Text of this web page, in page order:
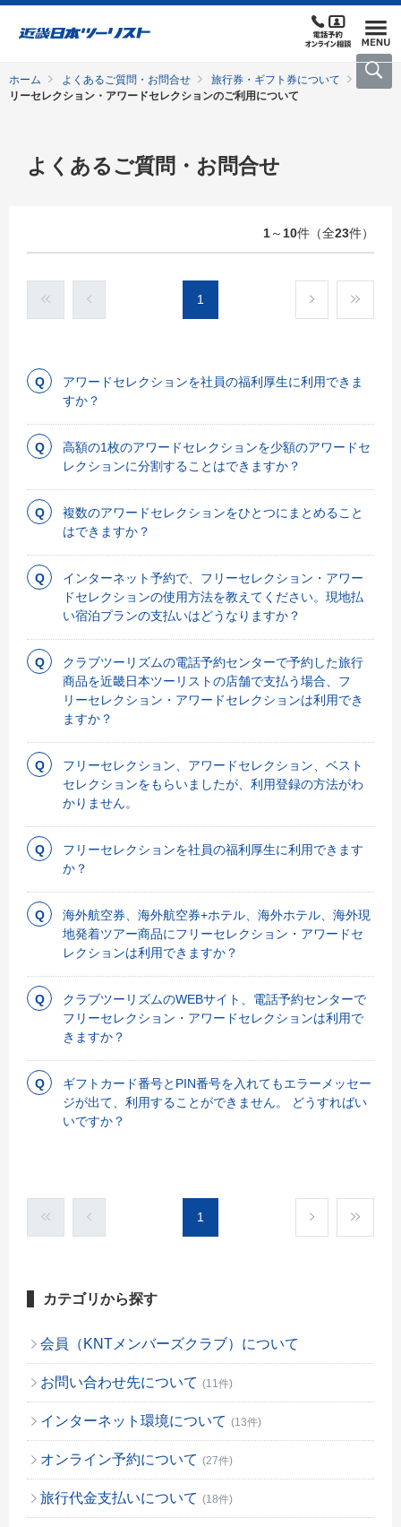
ホーム よくあるご質問・お問合せ 旅行券・ギフト券について
フ
リーセレクション・アワードセレクションのご利用について
よくあるご質問・お問合せ
1～ 10件（全23件）
1
アワードセレクションを社員の福利厚生に利用できま
すか？
高額の1枚のアワードセレクションを少額のアワードセ
レクションに分割することはできますか？
複数のアワードセレクションをひとつにまとめること
はできますか？
インターネット予約で、フリーセレクション・アワー
ドセレクションの使用方法を教えてください。現地払
い宿泊プランの支払いはどうなりますか？
クラブツーリズムの電話予約センターで予約した旅行
商品を近畿日本ツーリストの店舗で支払う場合、フ
リーセレクション・アワードセレクションは利用でき
ますか？
フリーセレクション、アワードセレクション、ベスト
セレクションをもらいましたが、利用登録の方法がわ
かりません。
フリーセレクションを社員の福利厚生に利用できます
か？
海外航空券、海外航空券+ホテル、海外ホテル、海外現
地発着ツアー商品にフリーセレクション・アワードセ
レクションは利用できますか？
クラブツーリズムのWEBサイト、電話予約センターで
フリーセレクション・アワードセレクションは利用で
きますか？
ギフトカード番号とPIN番号を入れてもエラーメッセー
ジが出て、利用することができません。 どうすればい
いですか？
1
カテゴリから探す
会員（KNTメンバーズクラブ）について
お問い合わせ先について (11件)
インターネット環境について (13件)
オンライン予約について (27件)
旅行代金支払いについて (18件)